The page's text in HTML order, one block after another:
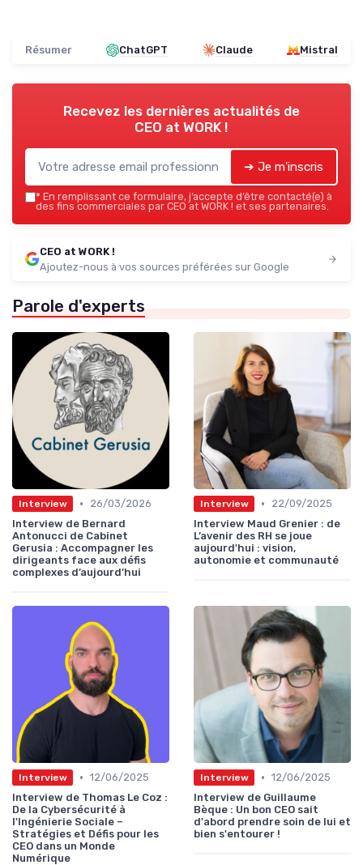
Résumer ChatGPT Claude Mistral
Recevez les dernières actualités de
CEO at WORK !
➔ Je m'inscris
* En remplissant ce formulaire, j’accepte d’être contacté(e) à
des fins commerciales par CEO at WORK ! et ses partenaires.
CEO at WORK !
Ajoutez-nous à vos sources préférées sur Google
Parole d'experts
Interview •
26/03/2026
Interview de Bernard
Antonucci de Cabinet
Gerusia : Accompagner les
dirigeants face aux défis
complexes d’aujourd’hui
Interview •
22/09/2025
Interview Maud Grenier : de
L’avenir des RH se joue
aujourd'hui : vision,
autonomie et communauté
Interview • 12/06/2025
Interview de Thomas Le Coz :
De la Cybersécurité à
l'Ingénierie Sociale –
Stratégies et Défis pour les
CEO dans un Monde
Numérique
Interview • 12/06/2025
Interview de Guillaume
Bèque : Un bon CEO sait
d'abord prendre soin de lui et
bien s'entourer !